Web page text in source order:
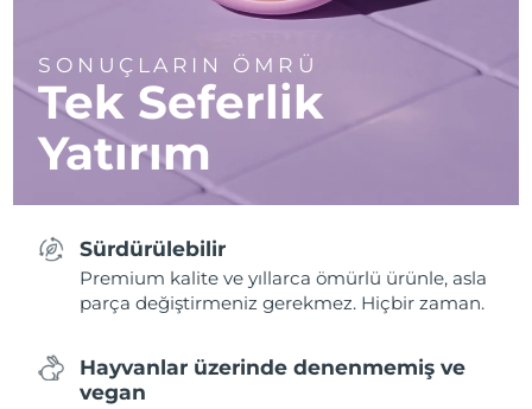
SONUÇLARIN ÖMRÜ
Tek Seferlik
Yatırım
Sürdürülebilir
Premium kalite ve yıllarca ömürlü ürünle, asla
parça değiştirmeniz gerekmez. Hiçbir zaman.
Hayvanlar üzerinde denenmemiş ve
vegan